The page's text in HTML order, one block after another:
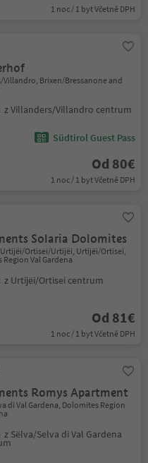
1 noc / 1 byt Včetně DPH
Villandro, Brixen/Bressanone and
z Villanders/Villandro centrum
Südtirol Guest Pass
Od 80€
1 noc / 1 byt Včetně DPH
Solaria Dolomites
Ortisei/Urtijëi, Urtijëi/Ortisei,
Region Val Gardena
z Urtijëi/Ortisei centrum
Od 81€
1 noc / 1 byt Včetně DPH
Romys Apartment
di Val Gardena, Dolomites Region
z Sëlva/Selva di Val Gardena